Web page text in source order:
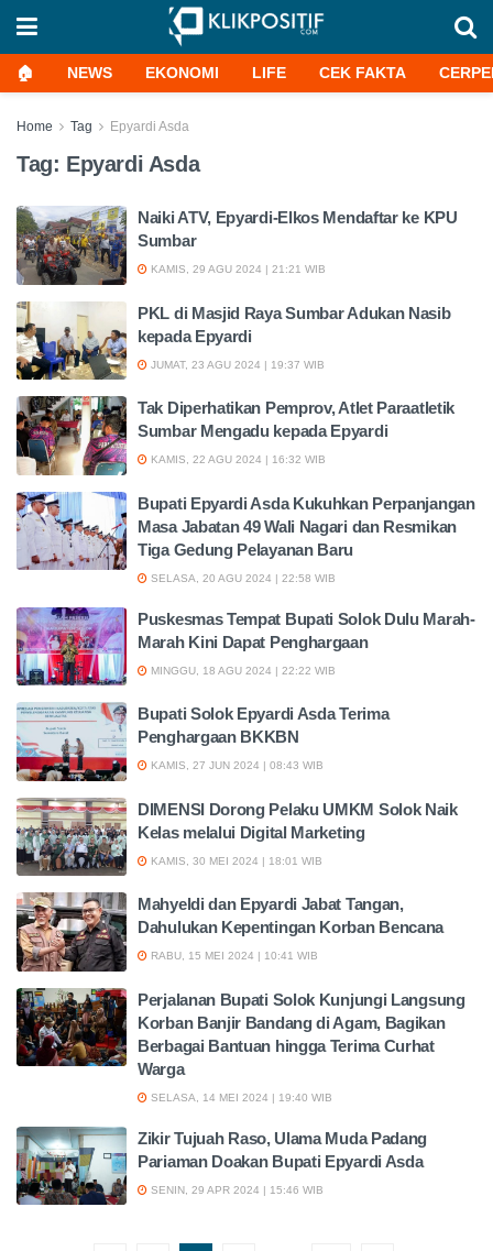
🏠 NEWS EKONOMI LIFE CEK FAKTA
Home Tag Epyardi Asda
Tag: Epyardi Asda
Naiki ATV, Epyardi-Elkos Mendaftar ke KPU
Sumbar
KAMIS, 29 AGU 2024 | 21:21 WIB
PKL di Masjid Raya Sumbar Adukan Nasib
kepada Epyardi
JUMAT, 23 AGU 2024 | 19:37 WIB
Tak Diperhatikan Pemprov, Atlet Paraatletik
Sumbar Mengadu kepada Epyardi
KAMIS, 22 AGU 2024 | 16:32 WIB
Bupati Epyardi Asda Kukuhkan Perpanjangan
Masa Jabatan 49 Wali Nagari dan Resmikan
Tiga Gedung Pelayanan Baru
SELASA, 20 AGU 2024 | 22:58 WIB
Puskesmas Tempat Bupati Solok Dulu Marah-
Marah Kini Dapat Penghargaan
MINGGU, 18 AGU 2024 | 22:22 WIB
Bupati Solok Epyardi Asda Terima
Penghargaan BKKBN
KAMIS, 27 JUN 2024 | 08:43 WIB
DIMENSI Dorong Pelaku UMKM Solok Naik
Kelas melalui Digital Marketing
KAMIS, 30 MEI 2024 | 18:01 WIB
Mahyeldi dan Epyardi Jabat Tangan,
Dahulukan Kepentingan Korban Bencana
RABU, 15 MEI 2024 | 10:41 WIB
Perjalanan Bupati Solok Kunjungi Langsung
Korban Banjir Bandang di Agam, Bagikan
Berbagai Bantuan hingga Terima Curhat
Warga
SELASA, 14 MEI 2024 | 19:40 WIB
Zikir Tujuah Raso, Ulama Muda Padang
Pariaman Doakan Bupati Epyardi Asda
SENIN, 29 APR 2024 | 15:46 WIB